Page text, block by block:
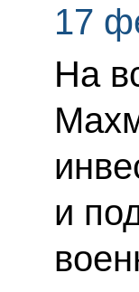
17
На
и